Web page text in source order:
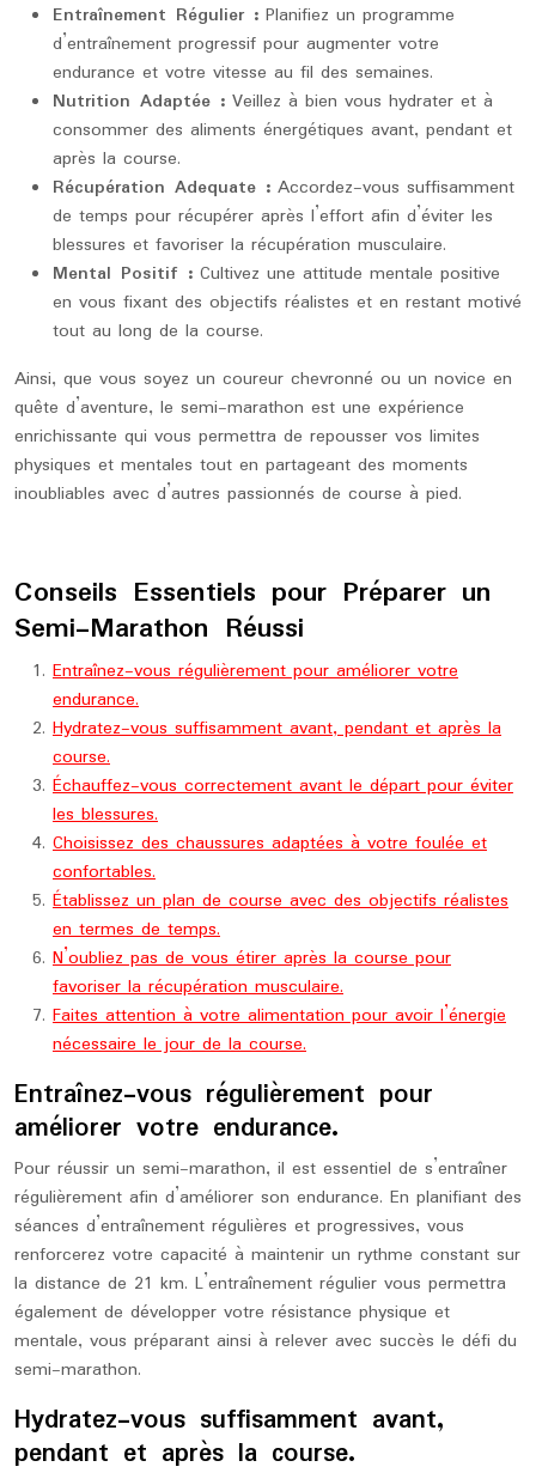
Entraînement Régulier : Planifiez un programme
d’entraînement progressif pour augmenter votre
endurance et votre vitesse au fil des semaines.
Nutrition Adaptée : Veillez à bien vous hydrater et à
consommer des aliments énergétiques avant, pendant et
après la course.
Récupération Adequate : Accordez-vous suffisamment
de temps pour récupérer après l’effort afin d’éviter les
blessures et favoriser la récupération musculaire.
Mental Positif : Cultivez une attitude mentale positive
en vous fixant des objectifs réalistes et en restant motivé
tout au long de la course.
Ainsi, que vous soyez un coureur chevronné ou un novice en
quête d’aventure, le semi-marathon est une expérience
enrichissante qui vous permettra de repousser vos limites
physiques et mentales tout en partageant des moments
inoubliables avec d’autres passionnés de course à pied.
Conseils Essentiels pour Préparer un
Semi-Marathon Réussi
Entraînez-vous régulièrement pour améliorer votre
endurance.
Hydratez-vous suffisamment avant, pendant et après la
course.
Échauffez-vous correctement avant le départ pour éviter
les blessures.
Choisissez des chaussures adaptées à votre foulée et
confortables.
Établissez un plan de course avec des objectifs réalistes
en termes de temps.
N’oubliez pas de vous étirer après la course pour
favoriser la récupération musculaire.
Faites attention à votre alimentation pour avoir l’énergie
nécessaire le jour de la course.
Entraînez-vous régulièrement pour
améliorer votre endurance.
Pour réussir un semi-marathon, il est essentiel de s’entraîner
régulièrement afin d’améliorer son endurance. En planifiant des
séances d’entraînement régulières et progressives, vous
renforcerez votre capacité à maintenir un rythme constant sur
la distance de 21 km. L’entraînement régulier vous permettra
également de développer votre résistance physique et
mentale, vous préparant ainsi à relever avec succès le défi du
semi-marathon.
Hydratez-vous suffisamment avant,
pendant et après la course.